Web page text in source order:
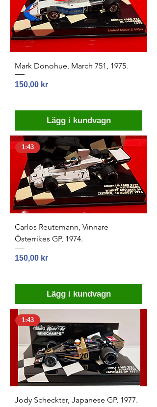
Mark Donohue, March 751, 1975.
Pris
150,00 kr
Lägg i kundvagn
1:43
Carlos Reutemann, Vinnare
Österrikes GP, 1974.
Pris
150,00 kr
Lägg i kundvagn
1:43
Jody Scheckter, Japanese GP, 1977.